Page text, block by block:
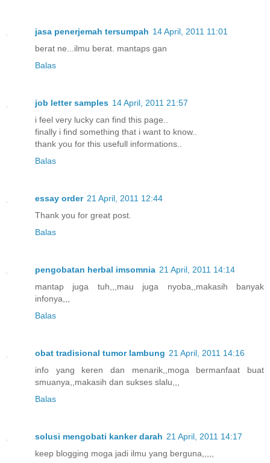
jasa penerjemah tersumpah 14 April, 2011 11:01
berat ne...ilmu berat. mantaps gan
Balas
job letter samples 14 April, 2011 21:57
i feel very lucky can find this page..
finally i find something that i want to know..
thank you for this usefull informations..
Balas
essay order 21 April, 2011 12:44
Thank you for great post.
Balas
pengobatan herbal imsomnia 21 April, 2011 14:14
mantap juga tuh,,,mau juga nyoba,,makasih banyak
infonya,,,
Balas
obat tradisional tumor lambung 21 April, 2011 14:16
info yang keren dan menarik,,moga bermanfaat buat
smuanya,,makasih dan sukses slalu,,,
Balas
solusi mengobati kanker darah 21 April, 2011 14:17
keep blogging moga jadi ilmu yang berguna,,,,,